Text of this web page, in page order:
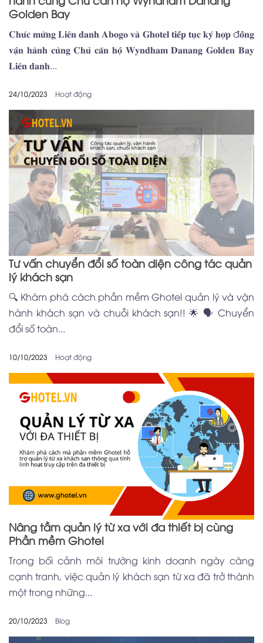
Golden Bay
𝐂𝐡𝐮́𝐜 𝐦𝐮̛̀𝐧𝐠 𝐋𝐢𝐞̂𝐧 𝐝𝐚𝐧𝐡 𝐀𝐛𝐨𝐠𝐨 𝐯𝐚̀ 𝐆𝐡𝐨𝐭𝐞𝐥 𝐭𝐢𝐞̂́𝐩 𝐭𝐮̣𝐜 𝐤𝐲́ 𝐡𝐨̛̣𝐩 đ𝐨̂̀𝐧𝐠
𝐯𝐚̣̂𝐧 𝐡𝐚̀𝐧𝐡 𝐜𝐮̀𝐧𝐠 𝐂𝐡𝐮̉ 𝐜𝐚̆𝐧 𝐡𝐨̣̂ 𝐖𝐲𝐧𝐝𝐡𝐚𝐦 𝐃𝐚𝐧𝐚𝐧𝐠 𝐆𝐨𝐥𝐝𝐞𝐧 𝐁𝐚𝐲
𝐋𝐢𝐞̂𝐧 𝐝𝐚𝐧𝐡...
24/10/2023 Hoạt động
Tư vấn chuyển đổi số toàn diện công tác quản
lý khách sạn
🔍 Khám phá cách phần mềm Ghotel quản lý và vận
hành khách sạn và chuỗi khách sạn!! 🌟 🗣️ Chuyển
đổi số toàn...
10/10/2023 Hoạt động
Nâng tầm quản lý từ xa với đa thiết bị cùng
Phần mềm Ghotel
Trong bối cảnh môi trường kinh doanh ngày càng
cạnh tranh, việc quản lý khách sạn từ xa đã trở thành
một trong những...
20/10/2023 Blog